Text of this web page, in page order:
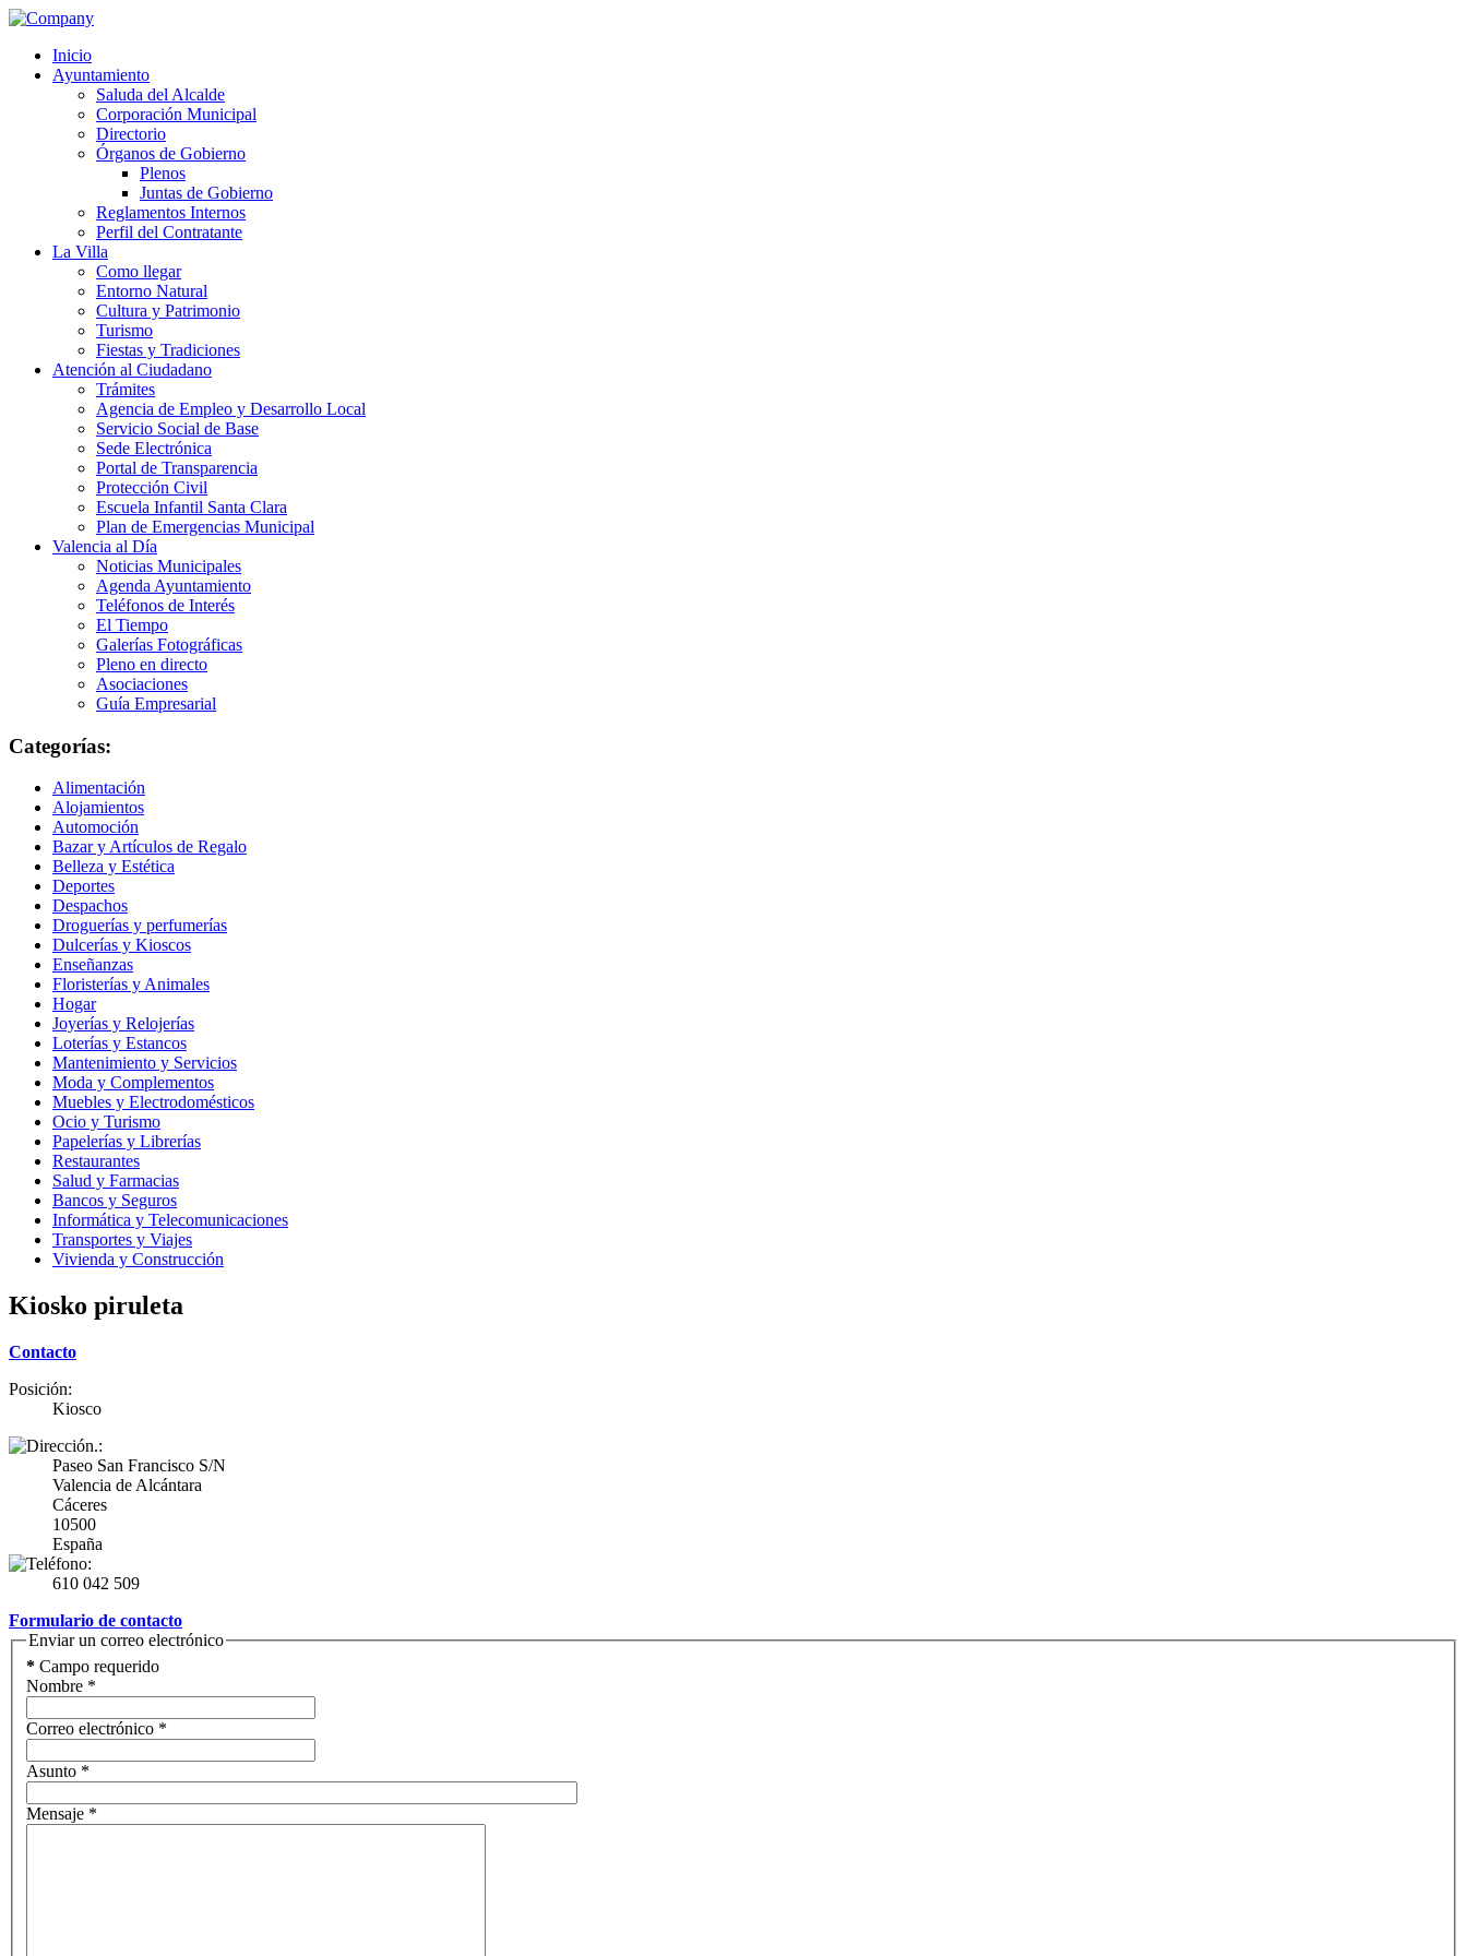
Inicio
Ayuntamiento
Saluda del Alcalde
Corporación Municipal
Directorio
Órganos de Gobierno
Plenos
Juntas de Gobierno
Reglamentos Internos
Perfil del Contratante
La Villa
Como llegar
Entorno Natural
Cultura y Patrimonio
Turismo
Fiestas y Tradiciones
Atención al Ciudadano
Trámites
Agencia de Empleo y Desarrollo Local
Servicio Social de Base
Sede Electrónica
Portal de Transparencia
Protección Civil
Escuela Infantil Santa Clara
Plan de Emergencias Municipal
Valencia al Día
Noticias Municipales
Agenda Ayuntamiento
Teléfonos de Interés
El Tiempo
Galerías Fotográficas
Pleno en directo
Asociaciones
Guía Empresarial
Categorías:
Alimentación
Alojamientos
Automoción
Bazar y Artículos de Regalo
Belleza y Estética
Deportes
Despachos
Droguerías y perfumerías
Dulcerías y Kioscos
Enseñanzas
Floristerías y Animales
Hogar
Joyerías y Relojerías
Loterías y Estancos
Mantenimiento y Servicios
Moda y Complementos
Muebles y Electrodomésticos
Ocio y Turismo
Papelerías y Librerías
Restaurantes
Salud y Farmacias
Bancos y Seguros
Informática y Telecomunicaciones
Transportes y Viajes
Vivienda y Construcción
Kiosko piruleta
Contacto
Posición:
Kiosco
Paseo San Francisco S/N
Valencia de Alcántara
Cáceres
10500
España
610 042 509
Formulario de contacto
Enviar un correo electrónico
* Campo requerido
Nombre *
Correo electrónico *
Asunto *
Mensaje *